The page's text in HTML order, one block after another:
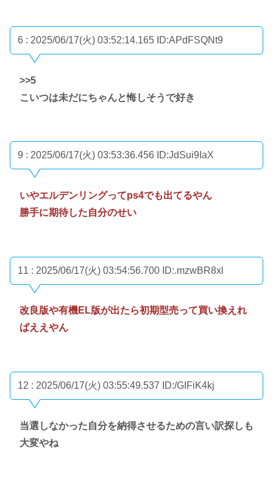
6 : 2025/06/17(火) 03:52:14.165 ID:APdFSQNt9
>>5
こいつは未だにちゃんと悔しそうで好き
9 : 2025/06/17(火) 03:53:36.456 ID:JdSui9IaX
いやエルデンリングってps4でも出てるやん
勝手に期待した自分のせい
11 : 2025/06/17(火) 03:54:56.700 ID:.mzwBR8xl
改良版や有機EL版が出たら初期型売って買い換えれ
ばええやん
12 : 2025/06/17(火) 03:55:49.537 ID:/GIFiK4kj
当選しなかった自分を納得させるための言い訳探しも
大変やね